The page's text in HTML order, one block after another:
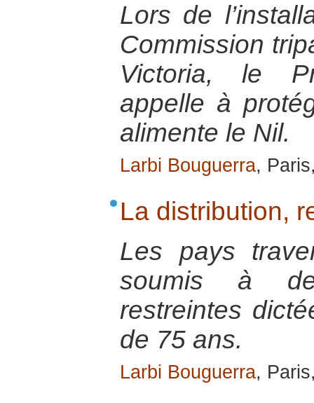
Lors de
Commission
Victoria, le
appelle à
alimente le Nil.
Larbi Bouguerra,
La distribution,
Les pays
soumis à
restreintes
de 75 ans.
Larbi Bouguerra,